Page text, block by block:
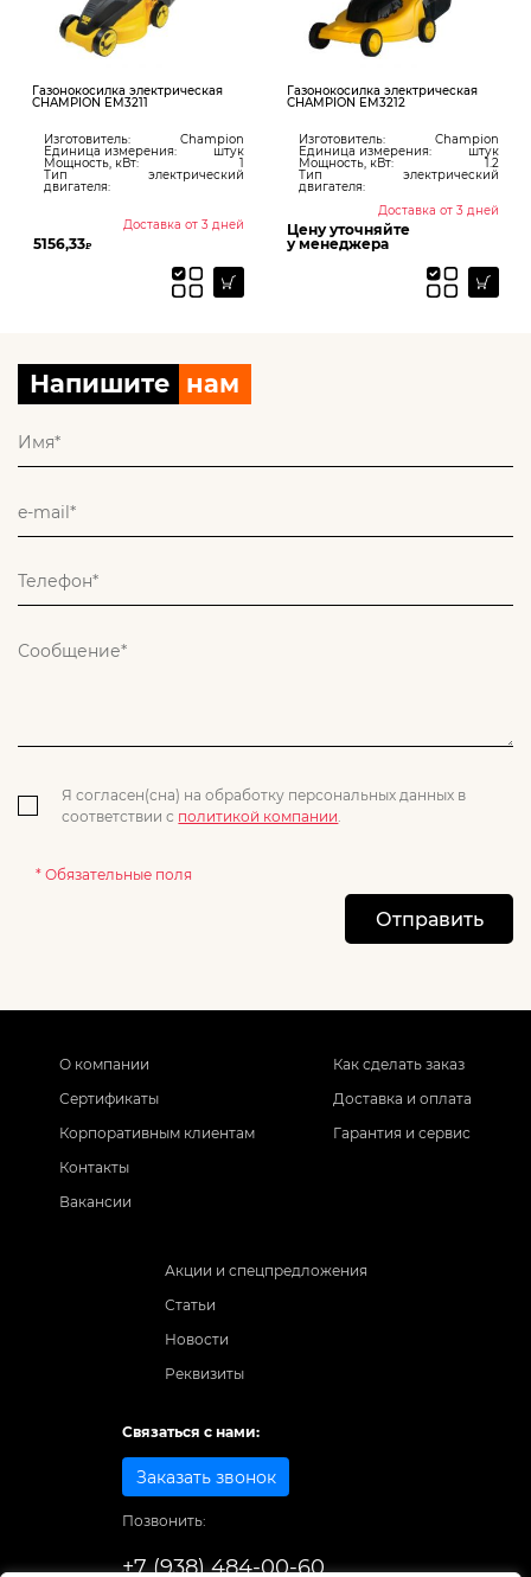
Газонокосилка электрическая
CHAMPION EM3211
Изготовитель: Champion
Единица измерения:
Мощность, кВт:
двигателя:
электрический
Доставка от 3 дней
5156,33₽
Газонокосилка электрическая
CHAMPION EM3212
Изготовитель: Champion
Единица измерения:
Мощность, кВт:
двигателя:
электрический
Доставка от 3 дней
Цену уточняйте
у менеджера
Напишите нам
Я согласен(сна) на обработку персональных данных в
соответствии с политикой компании
* Обязательные поля
Отправить
О компании
Сертификаты
Корпоративным клиентам
Контакты
Вакансии
Как сделать заказ
Доставка и оплата
Гарантия и сервис
Акции и спецпредложения
Статьи
Новости
Реквизиты
Связаться с нами:
Заказать звонок
Позвонить:
+7 (938) 484-00-60